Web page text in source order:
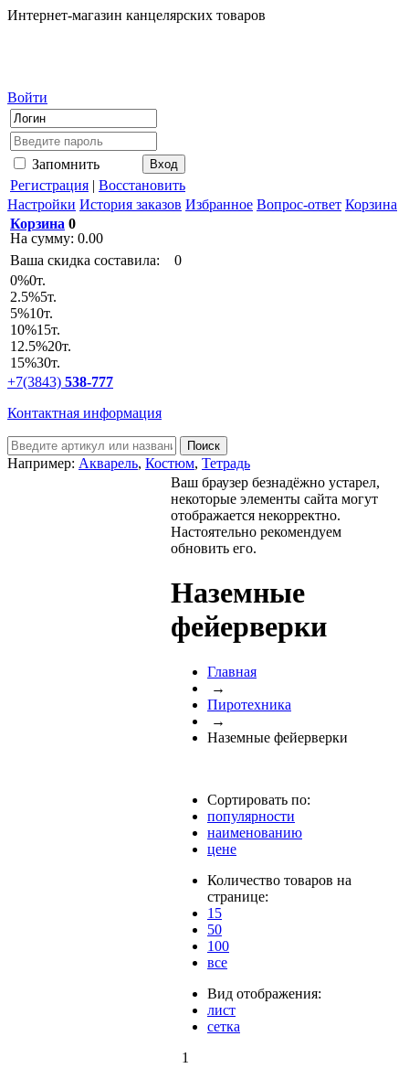
Интернет-магазин канцелярских товаров
Войти
Запомнить
Регистрация | Восстановить
Настройки История заказов Избранное Вопрос-ответ Корзина
Корзина 0
На сумму: 0.00
Ваша скидка составила:
0
0%0т.
2.5%5т.
5%10т.
10%15т.
12.5%20т.
15%30т.
+7(3843) 538-777
Контактная информация
Например: Акварель, Костюм, Тетрадь
Ваш браузер безнадёжно устарел,
некоторые элементы сайта могут
отображается некорректно.
Настоятельно рекомендуем
обновить его.
Наземные
фейерверки
Главная
→
Пиротехника
→
Наземные фейерверки
Сортировать по:
популярности
наименованию
цене
Количество товаров на
странице:
15
50
100
все
Вид отображения:
лист
сетка
1